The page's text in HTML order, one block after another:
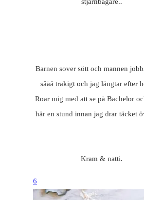
stjärnbagare..
Barnen sover sött och mannen
sååå tråkigt och jag längtar efter
Roar mig med att se på Bachelor
här en stund innan jag drar täcket
Kram & natti.
6